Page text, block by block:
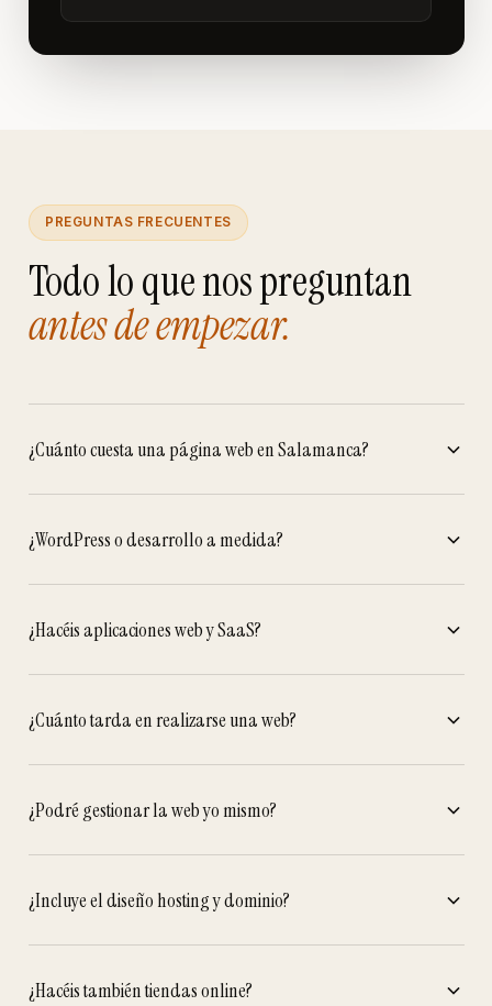
PREGUNTAS FRECUENTES
Todo lo que nos preguntan
antes de empezar.
¿Cuánto cuesta una página web en Salamanca?
¿WordPress o desarrollo a medida?
¿Hacéis aplicaciones web y SaaS?
¿Cuánto tarda en realizarse una web?
¿Podré gestionar la web yo mismo?
¿Incluye el diseño hosting y dominio?
¿Hacéis también tiendas online?